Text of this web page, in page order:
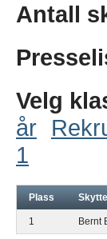
Antall
Velg
år
1
Plass
1 Bernt